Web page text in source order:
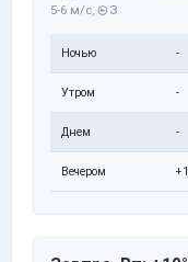
5-6 м/с, З
Ночью -
Утром -
Днем -
Вечером